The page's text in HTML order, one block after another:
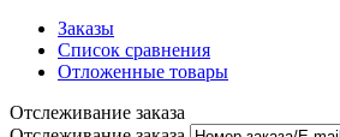
Заказы
Список сравнения
Отложенные товары
Отслеживание заказа